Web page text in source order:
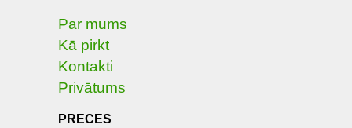
Par mums
Kā pirkt
Kontakti
Privātums
PRECES